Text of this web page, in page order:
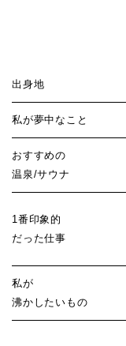
出身地
私が夢中なこと
おすすめの
温泉/サウナ
1番印象的
だった仕事
私が
沸かしたいもの